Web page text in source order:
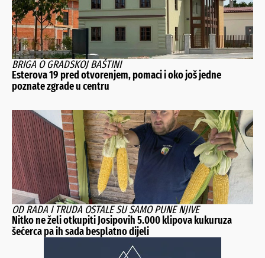
BRIGA O GRADSKOJ BAŠTINI
Esterova 19 pred otvorenjem, pomaci i oko još jedne
poznate zgrade u centru
OD RADA I TRUDA OSTALE SU SAMO PUNE NJIVE
Nitko ne želi otkupiti Josipovih 5.000 klipova kukuruza
šećerca pa ih sada besplatno dijeli